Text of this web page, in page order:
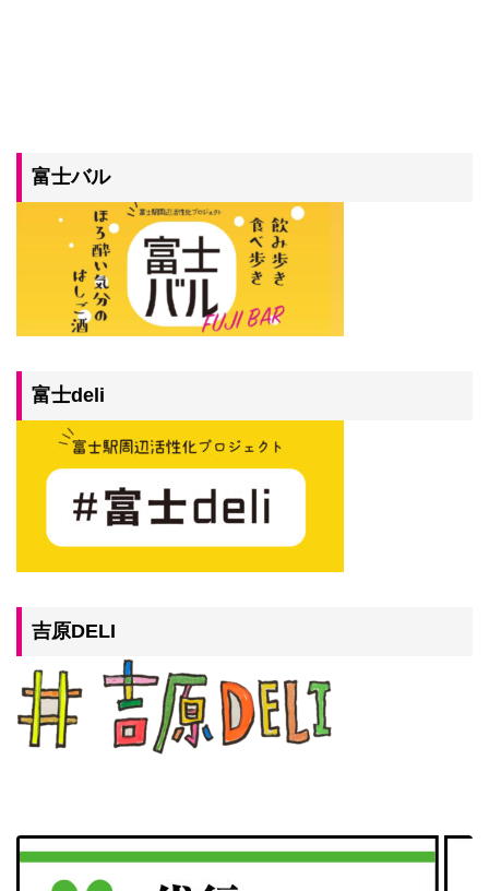
富士バル
富士deli
吉原DELI